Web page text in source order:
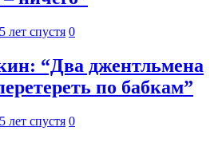
5 лет спустя 0
“Два джентльмена
по бабкам”
5 лет спустя 0